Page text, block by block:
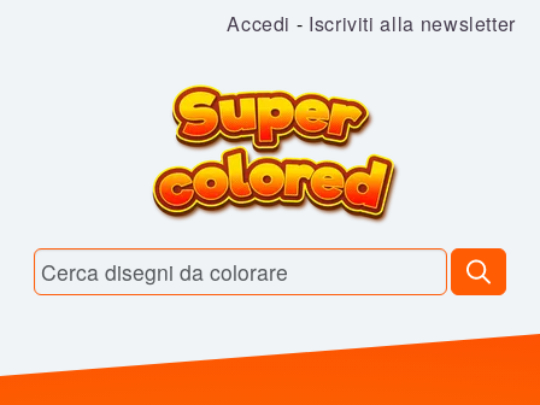
Accedi - Iscriviti alla newsletter